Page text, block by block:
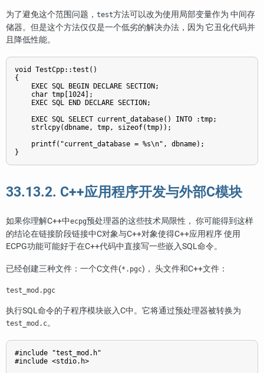
为了避免这个范围问题， test方法可以改为使用局部变量作为 中间存
储器。但是这个方法仅仅是一个低劣的解决办法，因为 它丑化代码并
且降低性能。
void TestCpp::test()
{
    EXEC SQL BEGIN DECLARE SECTION;
    char tmp[1024];
    EXEC SQL END DECLARE SECTION;
    EXEC SQL SELECT current_database() INTO :tmp;
    strlcpy(dbname, tmp, sizeof(tmp));
    printf("current_database = %s\n", dbname);
}
33.13.2. C++应用程序开发与外部C模块
如果你理解C++中ecpg预处理器的这些技术局限性， 你可能得到这样
的结论在链接阶段链接中C对象与C++对象使得C++应用程序 使用
ECPG功能可能好于在C++代码中直接写一些嵌入SQL命令。
已经创建三种文件：一个C文件(*.pgc)， 头文件和C++文件：
test_mod.pgc
执行SQL命令的子程序模块嵌入C中。它将通过预处理器被转换为
test_mod.c。
#include "test_mod.h"
#include <stdio.h>